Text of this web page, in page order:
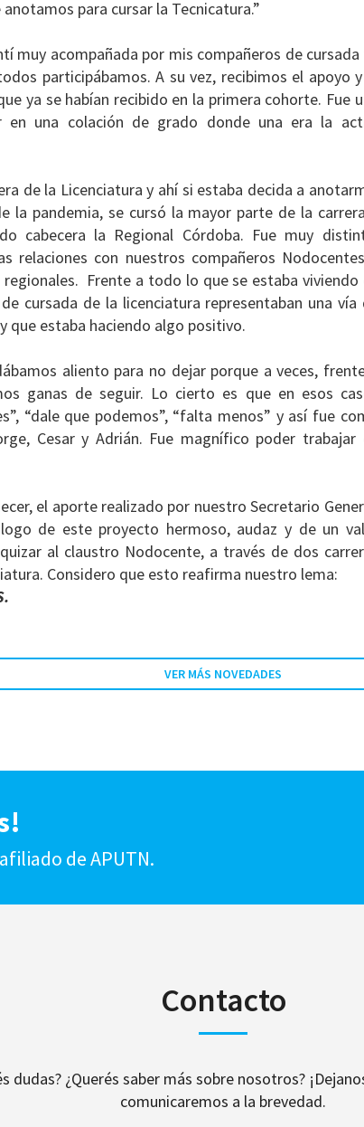
para cursar la Tecnicatura.”
muy acompañada por mis compañeros de cursada
participábamos. A su vez, recibimos el apoyo
ya se habían recibido en la primera cohorte. Fue
en una colación de grado donde una era la
de la Licenciatura y ahí si estaba decida a
la pandemia, se cursó la mayor parte de la
cabecera la Regional Córdoba. Fue muy
relaciones con nuestros compañeros
Frente a todo lo que se estaba viviendo
cursada de la licenciatura representaban una vía
que estaba haciendo algo positivo.
aliento para no dejar porque a veces,
ganas de seguir. Lo cierto es que en esos
“dale que podemos”, “falta menos” y así fue
Cesar y Adrián. Fue magnífico poder trabajar
el aporte realizado por nuestro Secretario
de este proyecto hermoso, audaz y de un
al claustro Nodocente, a través de dos
Considero que esto reafirma nuestro lema:
VER MÁS NOVEDADES
de APUTN.
Contacto
dudas? ¿Querés saber más sobre nosotros?
comunicaremos a la brevedad.